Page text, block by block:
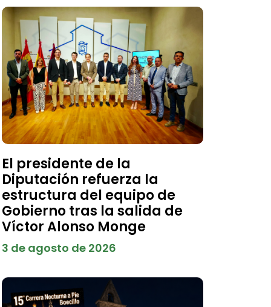
El presidente de la
Diputación refuerza la
estructura del equipo de
Gobierno tras la salida de
Víctor Alonso Monge
3 de agosto de 2026